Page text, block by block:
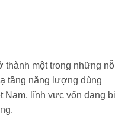
thành một trong những nỗ
tầng năng lượng dùng
Nam, lĩnh vực vốn đang bị